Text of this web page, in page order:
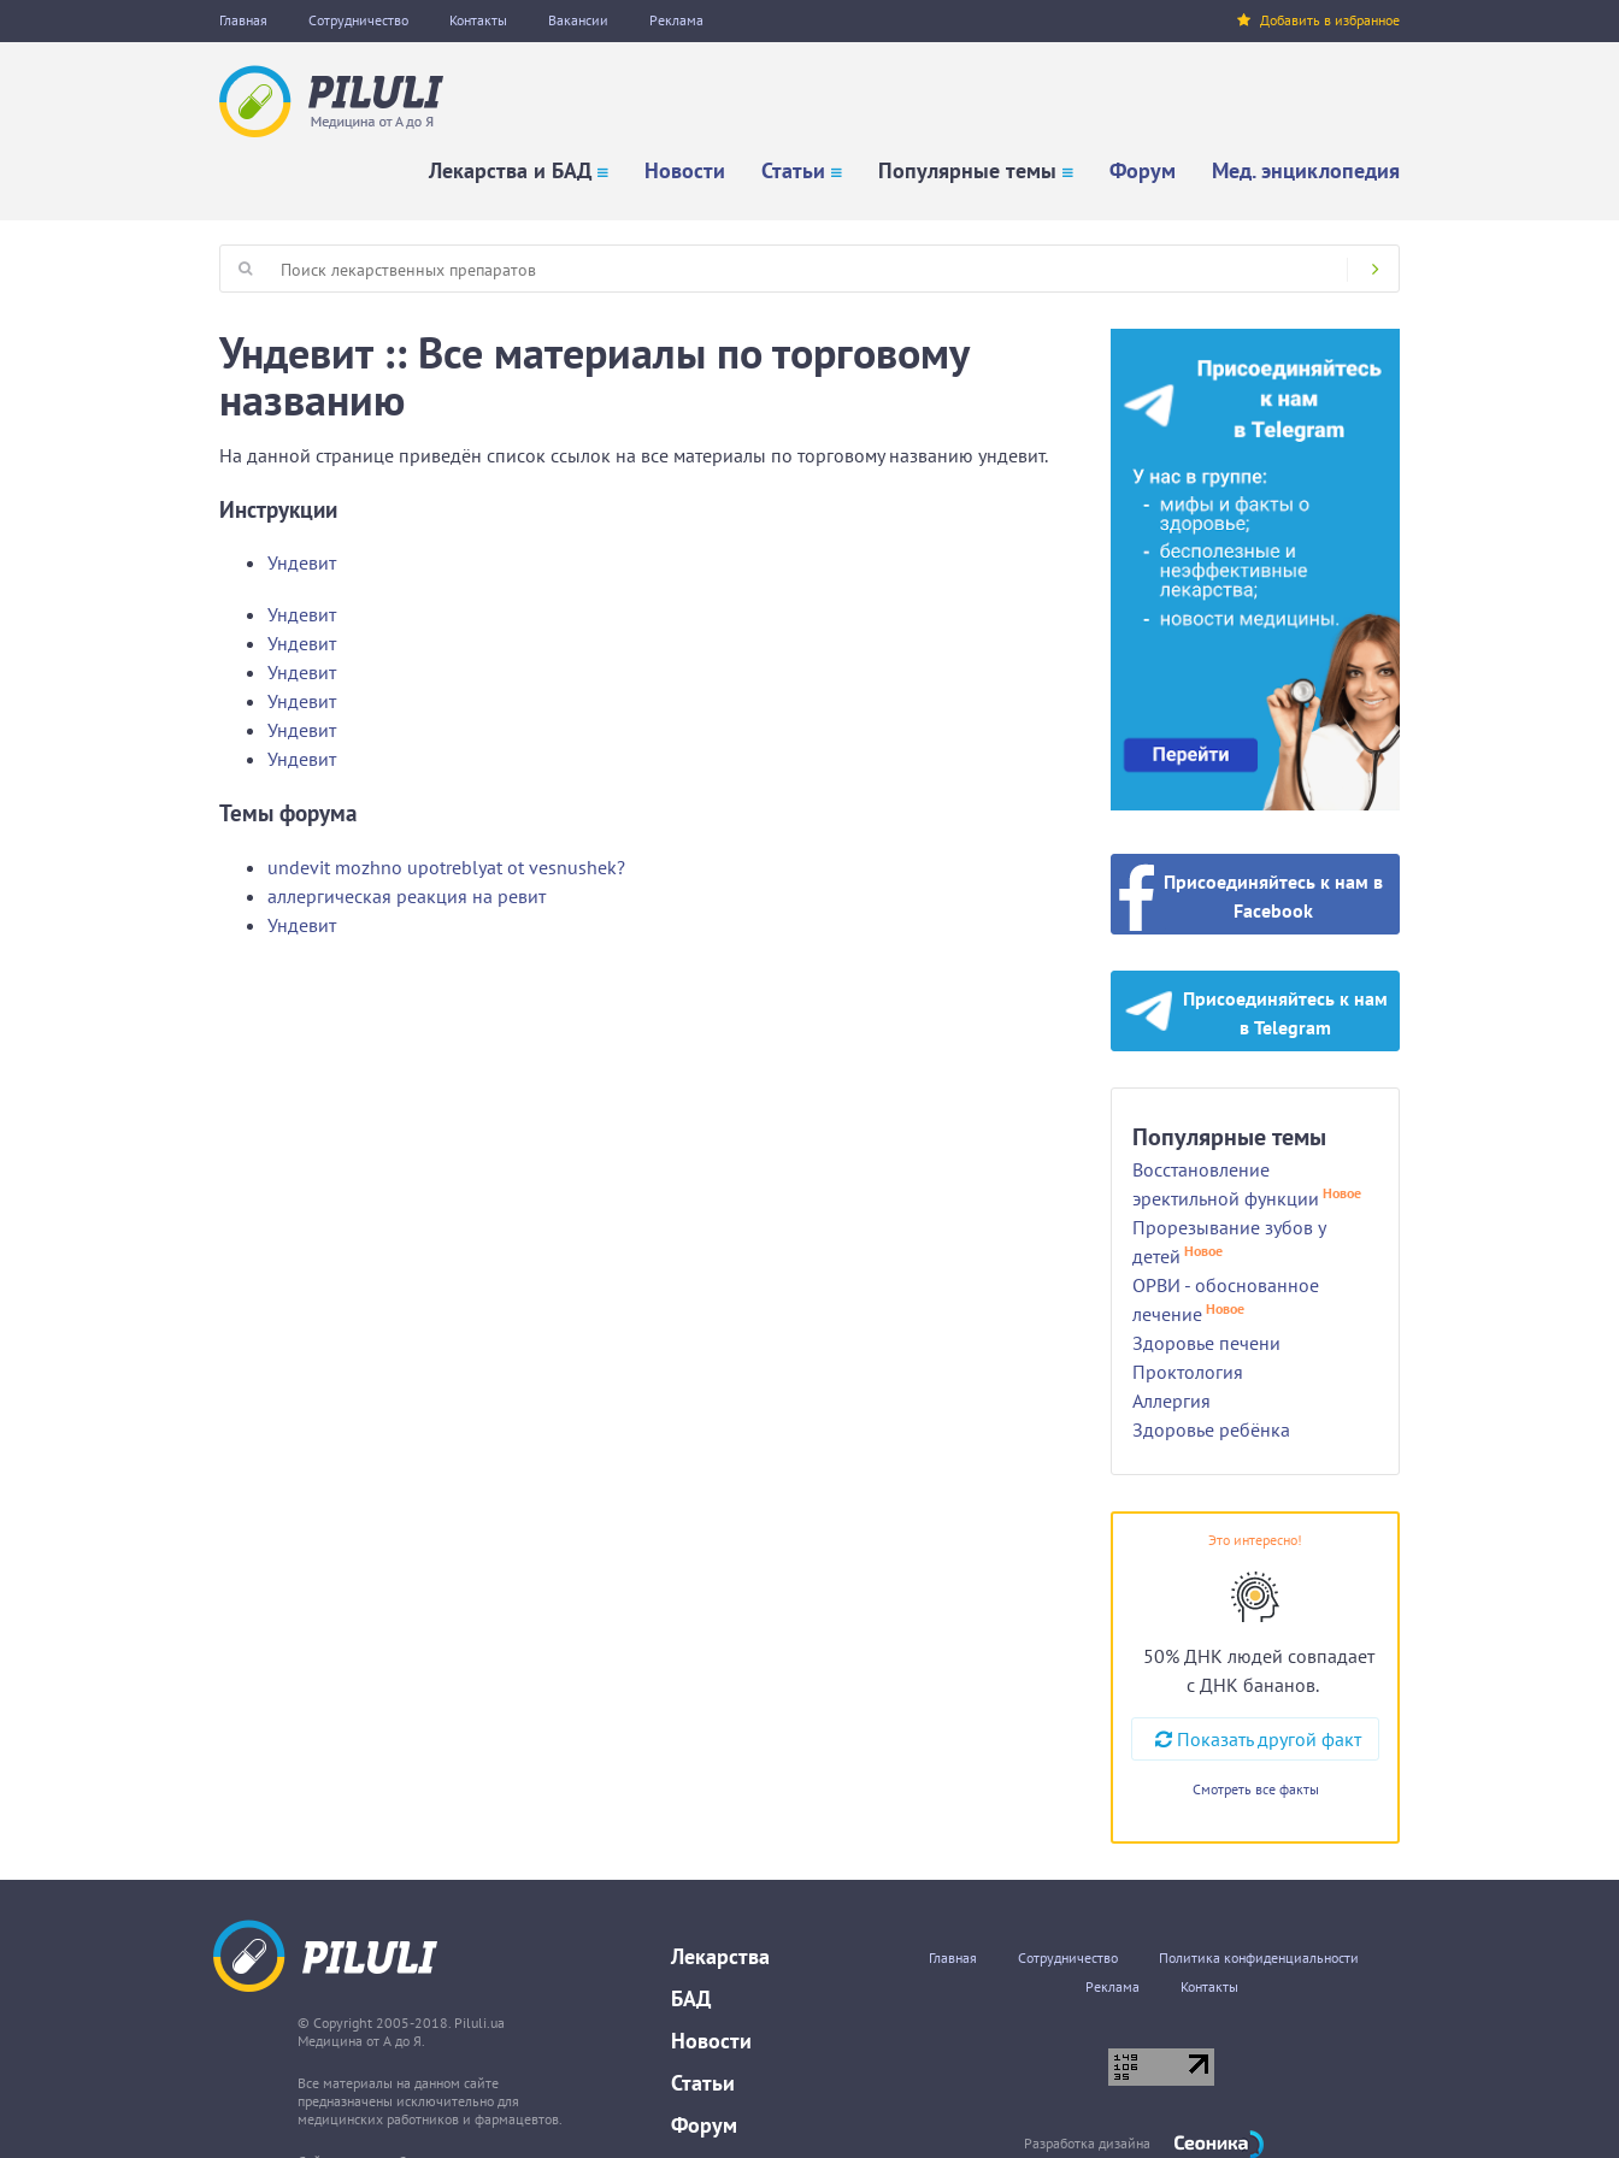
Главная Сотрудничество Контакты Вакансии Реклама Добавить в избранное
Лекарства и БАД Новости Статьи Популярные темы Форум Мед. энциклопедия
Ундевит :: Все материалы по торговому
названию
На данной странице приведён список ссылок на все материалы по торговому названию ундевит.
Инструкции
Ундевит
Ундевит
Ундевит
Ундевит
Ундевит
Ундевит
Ундевит
Темы форума
undevit mozhno upotreblyat ot vesnushek?
аллергическая реакция на ревит
Ундевит
Присоединяйтесь к нам в
Facebook
Присоединяйтесь к нам
в Telegram
Популярные темы
Восстановление
эректильной функции Новое
Прорезывание зубов у
детей Новое
ОРВИ - обоснованное
лечение Новое
Здоровье печени
Проктология
Аллергия
Здоровье ребёнка
Это интересно!
50% ДНК людей совпадает
с ДНК бананов.
Показать другой факт
Смотреть все факты
© Copyright 2005-2018. Piluli.ua
Медицина от А до Я.
Все материалы на данном сайте
предназначены исключительно для
медицинских работников и фармацевтов.
Лекарства
БАД
Новости
Статьи
Форум
Главная Сотрудничество
Политика конфиденциальности
Реклама
Контакты
Разработка дизайна